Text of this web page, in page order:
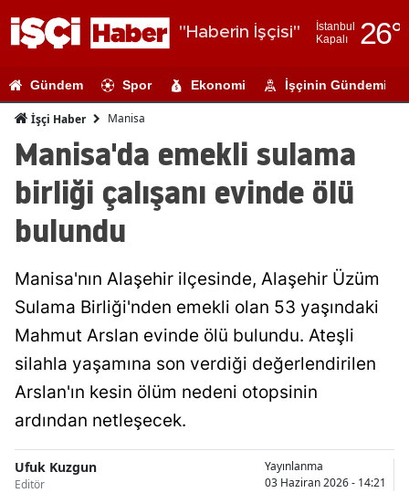
"Haberin İşçisi"
İstanbul
Kapalı
26°
Adıyaman
Ağrı
Amasya
Antalya
Artvin
Aydın
Gündem Spor Ekonomi İşçinin Gündemi
İşçi Haber Manisa
Manisa'da emekli sulama
birliği çalışanı evinde ölü
bulundu
Manisa'nın Alaşehir ilçesinde, Alaşehir Üzüm
Sulama Birliği'nden emekli olan 53 yaşındaki
Mahmut Arslan evinde ölü bulundu. Ateşli
silahla yaşamına son verdiği değerlendirilen
Arslan'ın kesin ölüm nedeni otopsinin
ardından netleşecek.
Ufuk Kuzgun
Editör
Yayınlanma
03 Haziran 2026 - 14:21